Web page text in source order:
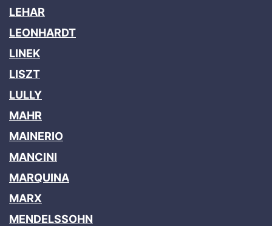
LEHAR
LEONHARDT
LINEK
LISZT
LULLY
MAHR
MAINERIO
MANCINI
MARQUINA
MARX
MENDELSSOHN